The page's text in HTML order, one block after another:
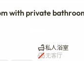
with private
私人浴室
无客厅